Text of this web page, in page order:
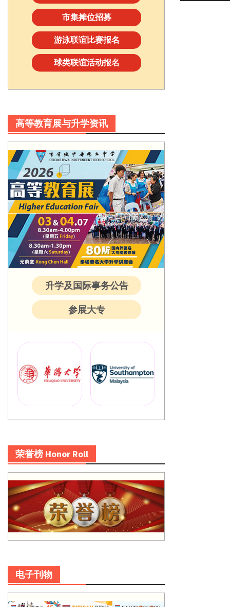
市集摊位招募
游泳联谊比赛报名
球类联谊活动报名
高等教育展与升学资讯
升学及国际事务公告
参展大专
荣誉榜 Honor Roll
电子刊物